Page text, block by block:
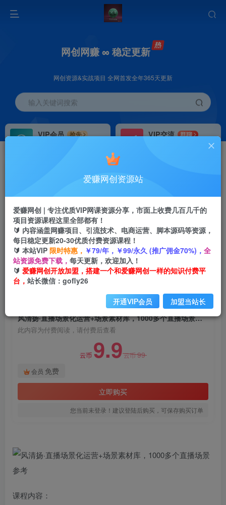
网创网赚 ∞ 稳定更新
网创资源&实战项目 全网首发全年365天更新
输入关键词搜索
VIP会员
抢先
VIP交流
群聊
研究探讨更多创业项目路子。
会员专属推广链接
首页 创业课程 会员免费 正文
风清扬·直播场景化运营+场景素材库，1000多个直
播场景参考
爱赚网创
2年前发布
关注 私信
风清扬·直播场景化运营+场景素材库，1000多个直播场景参考
此内容为付费阅读，请付费后查看
云币 9.9云币99
会员 免费
立即购买
您当前未登录！建议登陆后购买，可保存购买订单
课程内容：
爱赚网创资源站
爱赚网创 | 专注优质VIP网课资源分享，市面上收费几百几千的
项目资源课程这里全部都有！
🔰 内容涵盖网赚项目、引流技术、电商运营、脚本源码等资源，
每日稳定更新20-30优质付费资源课程！
🔰 本站VIP 限时特惠， ￥79/年，￥99/永久 (推广佣金70%)， 全
站资源免费下载， 每天更新，欢迎加入！
🔰 爱赚网创开放加盟，搭建一个和爱赚网创一样的知识付费平
台， 站长微信：gofly26
开通VIP会员 加盟当站长